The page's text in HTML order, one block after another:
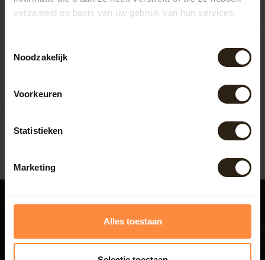
verzameld op basis van uw gebruik van hun services.
Noodzakelijk
Voorkeuren
Statistieken
Marketing
Alles toestaan
"Barolo"
deksel van een gebruikt
wijnvat!
Artikelcode:
Bezoek ook ons experience